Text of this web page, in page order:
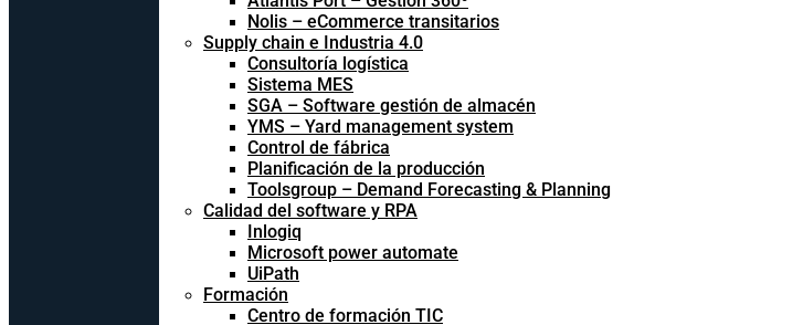
Nolis – eCommerce transitarios
Supply chain e Industria 4.0
Consultoría logística
Sistema MES
SGA – Software gestión de almacén
YMS – Yard management system
Control de fábrica
Planificación de la producción
Toolsgroup – Demand Forecasting & Planning
Calidad del software y RPA
Inlogiq
Microsoft power automate
UiPath
Formación
Centro de formación TIC